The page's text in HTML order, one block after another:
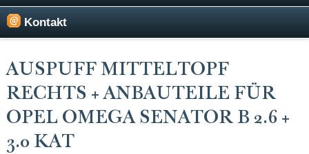
Kontakt
AUSPUFF MITTELTOPF
RECHTS + ANBAUTEILE FÜR
OPEL OMEGA SENATOR B 2.6 +
3.0 KAT